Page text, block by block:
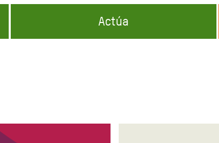
Appeal
Climática y Alimentaria
Actúa